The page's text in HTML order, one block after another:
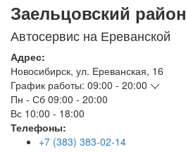
Заельцовский район
Автосервис на Ереванской
Адрес:
Новосибирск, ул. Ереванская, 16
График работы: 09:00 - 20:00
Пн - Сб 09:00 - 20:00
Вс 10:00 - 18:00
Телефоны:
+7 (383) 383-02-14